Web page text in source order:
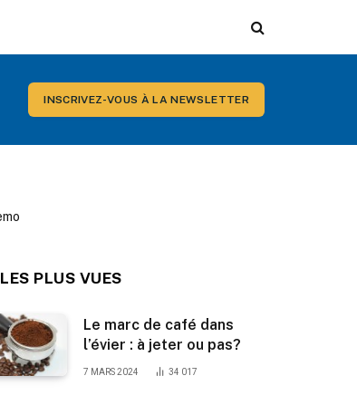
INSCRIVEZ-VOUS À LA NEWSLETTER
LES PLUS VUES
Le marc de café dans
l’évier : à jeter ou pas?
7 MARS 2024 34 017